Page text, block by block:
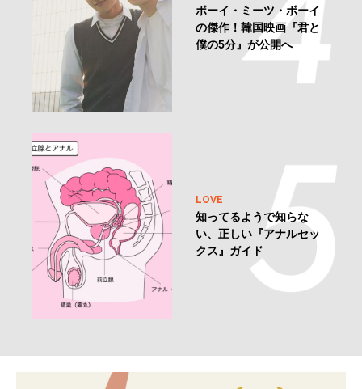
ボーイ・ミーツ・ボーイ
の傑作！韓国映画『君と
僕の5分』が公開へ
LOVE
知ってるようで知らな
い、正しい『アナルセッ
クス』ガイド